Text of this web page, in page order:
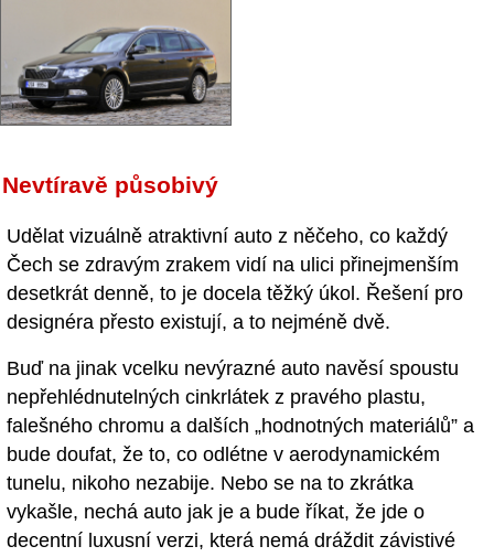
Nevtíravě působivý
Udělat vizuálně atraktivní auto z něčeho, co každý
Čech se zdravým zrakem vidí na ulici přinejmenším
desetkrát denně, to je docela těžký úkol. Řešení pro
designéra přesto existují, a to nejméně dvě.
Buď na jinak vcelku nevýrazné auto navěsí spoustu
nepřehlédnutelných cinkrlátek z pravého plastu,
falešného chromu a dalších „hodnotných materiálů” a
bude doufat, že to, co odlétne v aerodynamickém
tunelu, nikoho nezabije. Nebo se na to zkrátka
vykašle, nechá auto jak je a bude říkat, že jde o
decentní luxusní verzi, která nemá dráždit závistivé